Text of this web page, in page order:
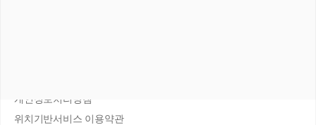
개인정보처리방침
위치기반서비스 이용약관